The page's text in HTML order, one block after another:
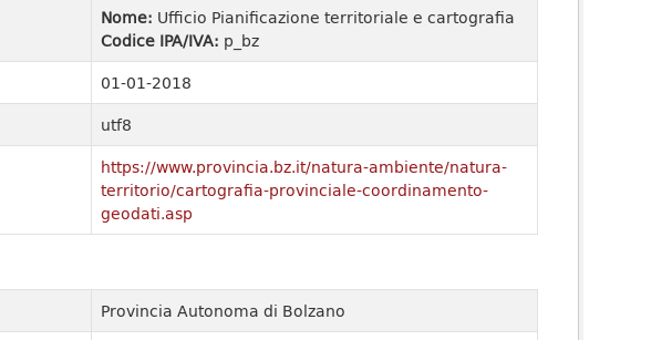
Nome: Ufficio Pianificazione territoriale e cartografia
Codice IPA/IVA: p_bz
01-01-2018
utf8
https://www.provincia.bz.it/natura-ambiente/natura-
territorio/cartografia-provinciale-coordinamento-
geodati.asp
Provincia Autonoma di Bolzano